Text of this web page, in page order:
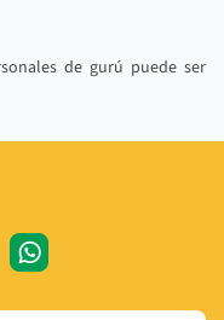
de gurú puede ser